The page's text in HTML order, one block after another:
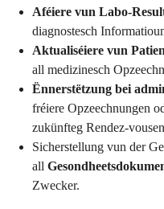
Aféiere vun Labo-
diagnostesch
Aktualiséiere vun
all medizinesch
Ënnerstëtzung bei
fréiere Opzeechnungen
zukünfteg Rendez-
Sicherstellung vun der
all
Zwecker.